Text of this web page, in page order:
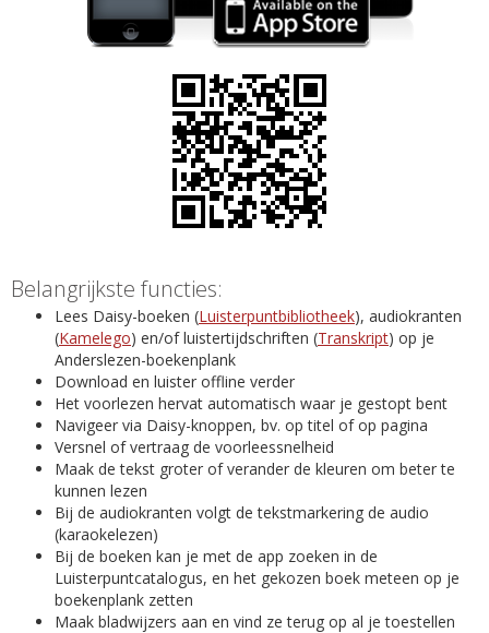
Belangrijkste functies:
Lees Daisy-boeken (Luisterpuntbibliotheek), audiokranten
(Kamelego) en/of luistertijdschriften (Transkript) op je
Anderslezen-boekenplank
Download en luister offline verder
Het voorlezen hervat automatisch waar je gestopt bent
Navigeer via Daisy-knoppen, bv. op titel of op pagina
Versnel of vertraag de voorleessnelheid
Maak de tekst groter of verander de kleuren om beter te
kunnen lezen
Bij de audiokranten volgt de tekstmarkering de audio
(karaokelezen)
Bij de boeken kan je met de app zoeken in de
Luisterpuntcatalogus, en het gekozen boek meteen op je
boekenplank zetten
Maak bladwijzers aan en vind ze terug op al je toestellen